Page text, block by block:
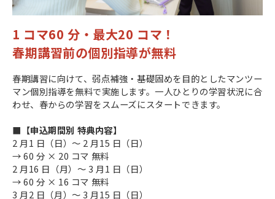
1 コマ60 分・最大20 コマ！
春期講習前の個別指導が無料
春期講習に向けて、弱点補強・基礎固めを目的としたマンツー
マン個別指導を無料で実施します。一人ひとりの学習状況に合
わせ、春からの学習をスムーズにスタートできます。
■【申込期間別 特典内容】
2 月1 日（日）～ 2 月15 日（日）
→ 60 分 × 20 コマ 無料
2 月16 日（月）～ 3 月1 日（日）
→ 60 分 × 16 コマ 無料
3 月2 日（月）～ 3 月15 日（日）